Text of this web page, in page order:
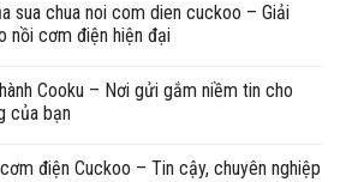
sua chua noi com dien cuckoo – Giải
nồi cơm điện hiện đại
Cooku – Nơi gửi gắm niềm tin cho
của bạn
điện Cuckoo – Tin cậy, chuyên nghiệp